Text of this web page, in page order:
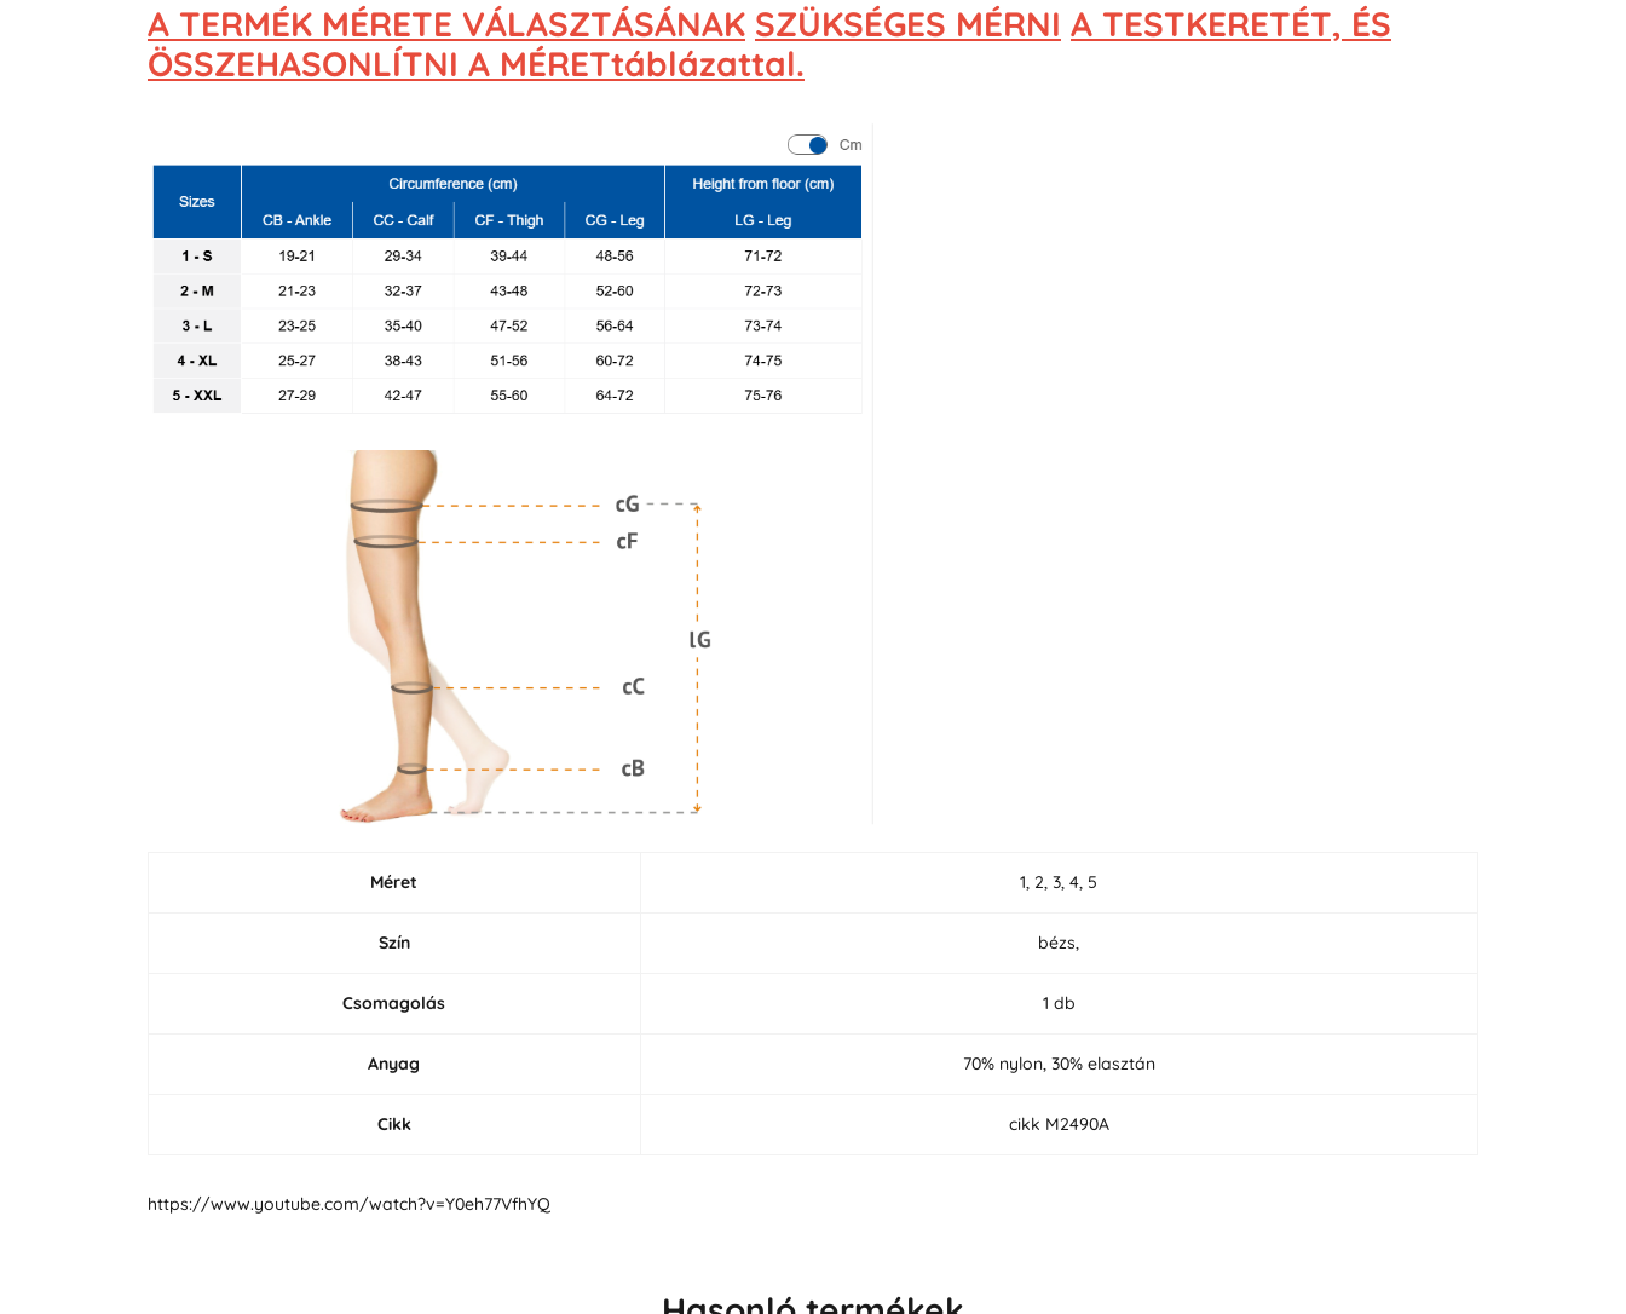
A TERMÉK MÉRETE VÁLASZTÁSÁNAK SZÜKSÉGES MÉRNI A TESTKERETÉT, ÉS
ÖSSZEHASONLÍTNI A MÉRETtáblázattal.
Méret 1, 2, 3, 4, 5
Szín bézs,
Csomagolás 1 db
Anyag 70% nylon, 30% elasztán
Cikk cikk M2490A
https://www.youtube.com/watch?v=Y0eh77VfhYQ